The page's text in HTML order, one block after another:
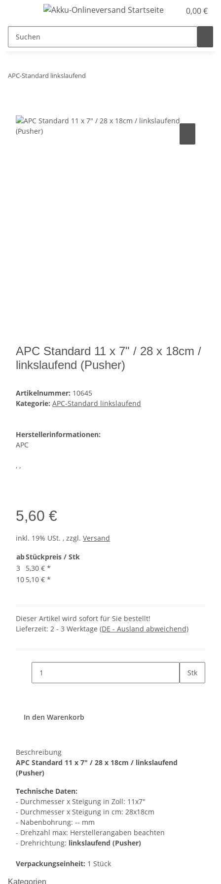
0,00 €
APC-Standard linkslaufend
APC Standard 11 x 7" / 28 x 18cm /
linkslaufend (Pusher)
Artikelnummer: 10645
Kategorie: APC-Standard linkslaufend
Herstellerinformationen:
APC
, ,
5,60 €
inkl. 19% USt. , zzgl. Versand
abStückpreis / Stk
3
5,30 € *
10 5,10 € *
Dieser Artikel wird sofort für Sie bestellt!
Lieferzeit: 2 - 3 Werktage (DE - Ausland abweichend)
Stk
In den Warenkorb
Beschreibung
APC Standard 11 x 7" / 28 x 18cm / linkslaufend
(Pusher)
Technische Daten:
- Durchmesser x Steigung in Zoll: 11x7"
- Durchmesser x Steigung in cm: 28x18cm
- Nabenbohrung: -- mm
- Drehzahl max: Herstellerangaben beachten
- Drehrichtung: linkslaufend (Pusher)
Verpackungseinheit: 1 Stück
Kategorien